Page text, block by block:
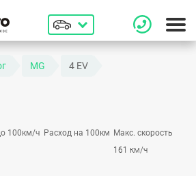
MG 4 EV
100км/ч Расход на 100км Макс. скорость
161 км/ч